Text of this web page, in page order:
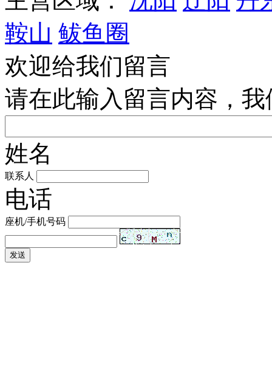
鞍山 鲅鱼圈
欢迎给我们留言
请在此输入留言内容，
姓名
联系人
电话
座机/手机号码